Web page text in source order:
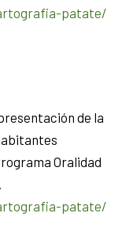
patate/
de la
Oralidad
patate/